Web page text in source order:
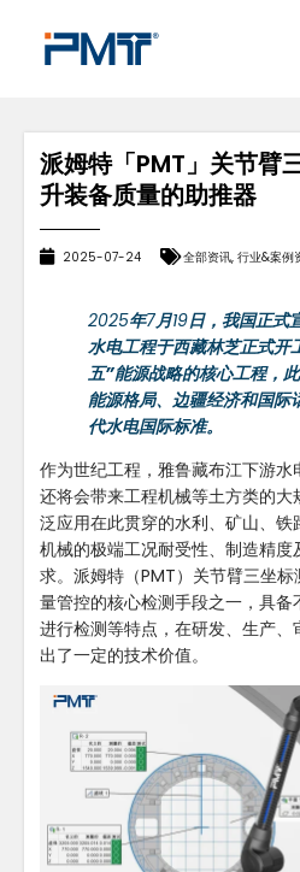
派姆特「PMT」关节
升装备质量的助推器
2025-07-24 全部资讯, 行业&案例
2025年7月19日，我国正式
水电工程于西藏林芝正式开
五”能源战略的核心工程，
能源格局、边疆经济和国际
代水电国际标准。
作为世纪工程，雅鲁藏布江下游水
还将会带来工程机械等土方类的
泛应用在此贯穿的水利、矿山、
机械的极端工况耐受性、制造精
求。派姆特（PMT）关节臂三坐
量管控的核心检测手段之一，具
进行检测等特点，在研发、生产
出了一定的技术价值。